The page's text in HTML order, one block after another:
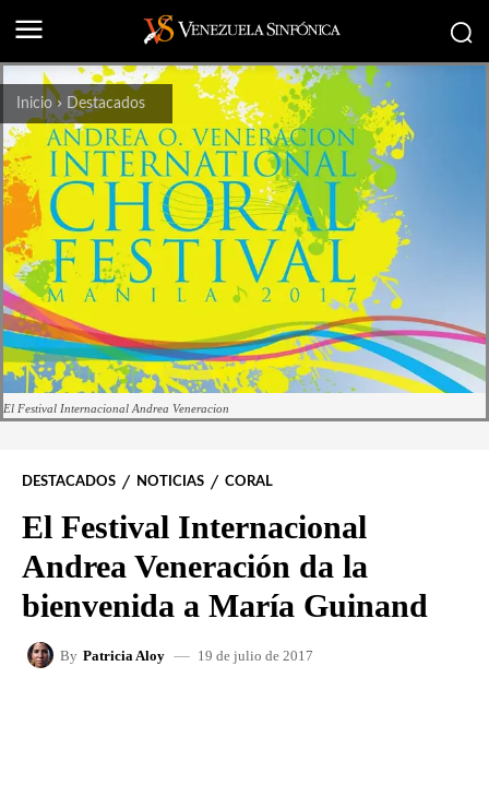
Inicio Destacados
El Festival Internacional Andrea Veneracion
DESTACADOS NOTICIAS CORAL
El Festival Internacional
Andrea Veneración da la
bienvenida a María Guinand
By Patricia Aloy 19 de julio de 2017